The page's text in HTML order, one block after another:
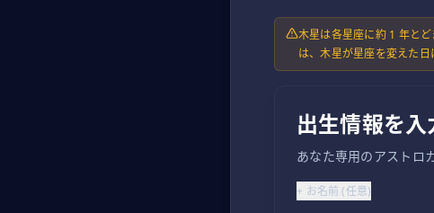
木星は各星座に約 1 年と
は、木星が星座を変えた日
出生情報を
あなた専用のアストロ
+ お名前 (任意)